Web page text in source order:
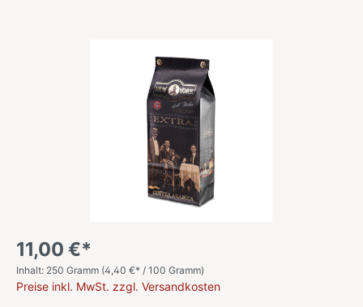
11,00 €*
Inhalt: 250 Gramm (4,40 €* / 100 Gramm)
Preise inkl. MwSt. zzgl. Versandkosten